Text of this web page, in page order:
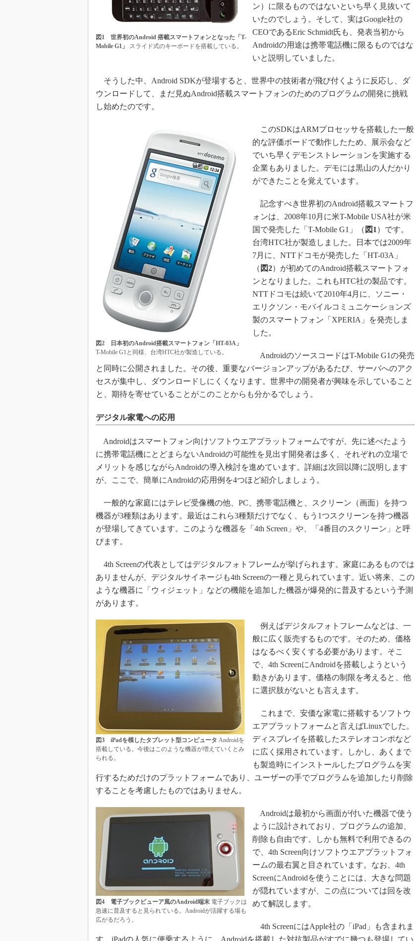
図1 世界初のAndroid 搭載スマートフォンとなった「T-
Mobile G1」
スライド式のキーボードを搭載している。
ン）に限るものではないといち早く見抜いて
いたのでしょう。そして、実はGoogle社の
CEOであるEric Schmidt氏も、発表当初から
Androidの用途は携帯電話機に限るものではな
いと説明していました。
そうした中、Android SDKが登場すると、世界中の技術者が飛び付くように反応し、ダ
ウンロードして、まだ見ぬAndroid搭載スマートフォンのためのプログラムの開発に挑戦
し始めたのです。
図2 日本初のAndroid搭載スマートフォン「HT-03A」
T-Mobile G1と同様、台湾HTC社が製造している。
このSDKはARMプロセッサを搭載した一般
的な評価ボードで動作したため、展示会など
でいち早くデモンストレーションを実施する
企業もありました。デモには黒山の人だかり
ができたことを覚えています。
記念すべき世界初のAndroid搭載スマートフ
ォンは、2008年10月に米T-Mobile USA社が米
国で発売した「T-Mobile G1」（ 図1 ）です。
台湾HTC社が製造しました。日本では2009年
7月に、NTTドコモが発売した「HT-03A」
（ 図2）が初めてのAndroid搭載スマートフォ
ンとなりました。これもHTC社の製品です。
NTTドコモは続いて2010年4月に、ソニー・
エリクソン・モバイルコミュニケーションズ
製のスマートフォン「XPERIA」を発売しま
した。
AndroidのソースコードはT-Mobile G1の発売
と同時に公開されました。その後、重要なバージョンアップがあるたび、サーバへのアク
セスが集中し、ダウンロードしにくくなります。世界中の開発者が興味を示していること
と、期待を寄せていることがこのことからも分かるでしょう。
デジタル家電への応用
Androidはスマートフォン向けソフトウエアプラットフォームですが、先に述べたよう
に携帯電話機にとどまらないAndroidの可能性を見出す開発者は多く、それぞれの立場で
メリットを感じながらAndroidの導入検討を進めています。詳細は次回以降に説明します
が、ここで、簡単にAndroidの応用例を4つほど紹介しましょう。
一般的な家庭にはテレビ受像機の他、PC、携帯電話機と、スクリーン（画面）を持つ
機器が3種類はあります。最近はこれら3種類だけでなく、もう1つスクリーンを持つ機器
が登場してきています。このような機器を「4th Screen」や、「4番目のスクリーン」と呼
びます。
4th Screenの代表としてはデジタルフォトフレームが挙げられます。家庭にあるものでは
ありませんが、デジタルサイネージも4th Screenの一種と見られています。近い将来、この
ような機器に「ウィジェット」などの機能を追加した機器が爆発的に普及するという予測
があります。
図3 iPadを模したタブレット型コンピュータ Androidを
搭載している。今後はこのような機器が増えていくとみ
られる。
例えばデジタルフォトフレームなどは、一
般に広く販売するものです。そのため、価格
はなるべく安くする必要があります。そこ
で、4th ScreenにAndroidを搭載しようという
動きがあります。価格の制限を考えると、他
に選択肢がないとも言えます。
これまで、安価な家電に搭載するソフトウ
エアプラットフォームと言えばLinuxでした。
ディスプレイを搭載したステレオコンポなど
に広く採用されています。しかし、あくまで
も製造時にインストールしたプログラムを実
行するためだけのプラットフォームであり、ユーザーの手でプログラムを追加したり削除
することを考慮したものではありません。
図4 電子ブックビューア風のAndroid端末 電子ブックは
急速に普及すると見られている。Androidが活躍する場も
広がるだろう。
Androidは最初から画面が付いた機器で使う
ように設計されており、プログラムの追加、
削除も自由です。しかも無料で利用できるの
で、4th Screen向けソフトウエアプラットフォ
ームの最右翼と目されています。なお、4th
ScreenにAndroidを使うことには、大きな問題
が隠れていますが、この点については回を改
めて解説します。
4th ScreenにはApple社の「iPad」も含まれま
す。iPadの人気に便乗するように、Androidを搭載した対抗製品がすでに幾つも登場してい